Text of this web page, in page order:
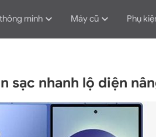
minh Máy cũ Phụ
sạc nhanh lộ diện